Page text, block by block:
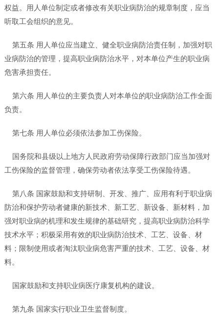
权益。用人单位制定或者修改有关职业病防治的规章制度，应当
听取工会组织的意见。
第五条 用人单位应当建立、健全职业病防治责任制，加强对职
业病防治的管理，提高职业病防治水平，对本单位产生的职业病
危害承担责任。
第六条 用人单位的主要负责人对本单位的职业病防治工作全面
负责。
第七条 用人单位必须依法参加工伤保险。
国务院和县级以上地方人民政府劳动保障行政部门应当加强对
工伤保险的监督管理，确保劳动者依法享受工伤保险待遇。
第八条 国家鼓励和支持研制、开发、推广、应用有利于职业病
防治和保护劳动者健康的新技术、新工艺、新设备、新材料，加
强对职业病的机理和发生规律的基础研究，提高职业病防治科学
技术水平；积极采用有效的职业病防治技术、工艺、设备、材
料；限制使用或者淘汰职业病危害严重的技术、工艺、设备、材
料。
国家鼓励和支持职业病医疗康复机构的建设。
第九条 国家实行职业卫生监督制度。